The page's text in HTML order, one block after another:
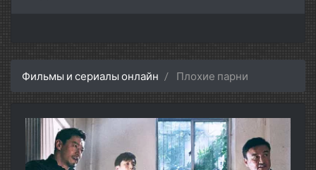
Фильмы и сериалы онлайн Плохие парни